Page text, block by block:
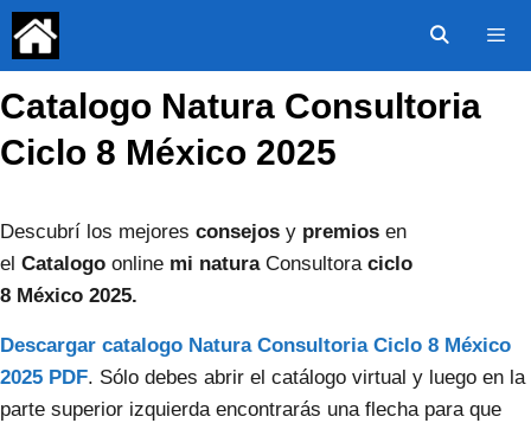
Saltar
contenido
Catalogo Natura Consultoria
Ciclo 8 México 2025
Descubrí los mejores consejos y premios en
el Catalogo online mi naturaConsultora ciclo
8 México 2025.
Descargar catalogo Natura Consultoria Ciclo 8 México
2025 PDF. Sólo debes abrir el catálogo virtual y luego en la
parte superior izquierda encontrarás una flecha para que